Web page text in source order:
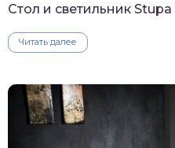
Стол и светильник
Читать далее